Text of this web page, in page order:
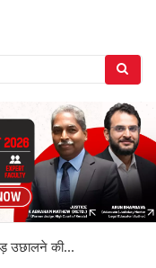
उछालने की...